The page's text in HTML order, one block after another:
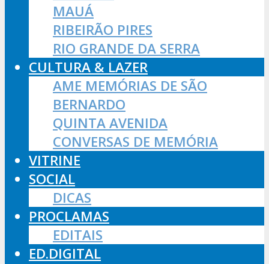
MAUÁ
RIBEIRÃO PIRES
RIO GRANDE DA SERRA
CULTURA & LAZER
AME MEMÓRIAS DE SÃO
BERNARDO
QUINTA AVENIDA
CONVERSAS DE MEMÓRIA
VITRINE
SOCIAL
DICAS
PROCLAMAS
EDITAIS
ED.DIGITAL